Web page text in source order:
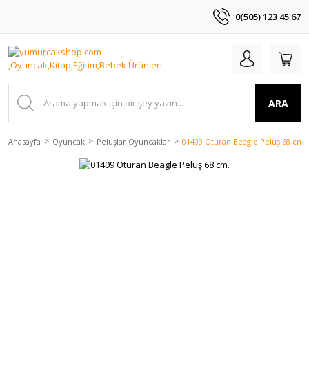
0(505) 123 45 67
ARA
Anasayfa Oyuncak Peluşlar Oyuncaklar 01409 Oturan Beagle Peluş 68 cm.